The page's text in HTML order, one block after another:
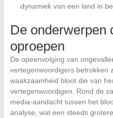
dynamiek van een land in
De onderwerpen
oproepen
De opeenvolging van
vertegenwoordigers betrokken
waakzaamheid bloot die van
vertegenwoordigen. Rond de
media-aandacht tussen het
analyse, wat een steeds